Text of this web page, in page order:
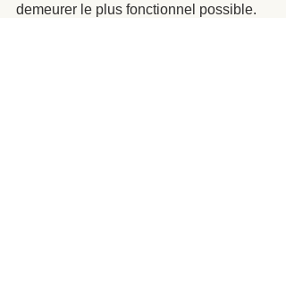
demeurer le plus fonctionnel possible.